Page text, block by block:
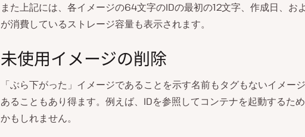
また上記には、各イメージの64文字のIDの最初の12文字、作成日、お
が消費しているストレージ容量も表示されます。
未使用イメージの削除
「ぶら下がった」イメージであることを示す名前もタグもないイメー
あることもあり得ます。例えば、IDを参照してコンテナを起動するた
かもしれません。